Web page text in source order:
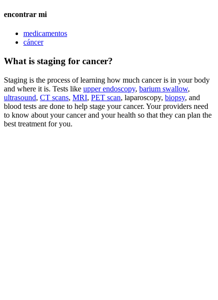
encontrar mi
medicamentos
cáncer
What is staging for cancer?
Staging is the process of learning how much cancer is in your body
and where it is. Tests like upper endoscopy, barium swallow,
ultrasound, CT scans, MRI, PET scan, laparoscopy, biopsy, and
blood tests are done to help stage your cancer. Your providers need
to know about your cancer and your health so that they can plan the
best treatment for you.